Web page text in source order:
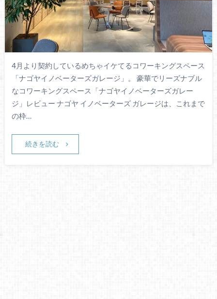
4月より契約しているめちゃイケてるコワーキングスペース
「ナゴヤイノベーターズガレージ」。 豪華でリーズナブル
なコワーキングスペース「ナゴヤイノベーターズガレー
ジ」レビュー ナゴヤ イノベーターズ ガレージは、これまで
の枠…
続きを読む